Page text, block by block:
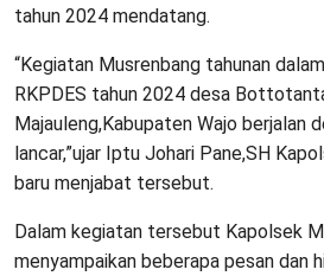
tahun 2024 mendatang.
“Kegiatan Musrenbang tahunan
RKPDES tahun 2024 desa
Majauleng,Kabupaten Wajo berjalan
lancar,”ujar Iptu Johari Pane,SH
baru menjabat tersebut.
Dalam kegiatan tersebut Kapolsek
menyampaikan beberapa pesan dan